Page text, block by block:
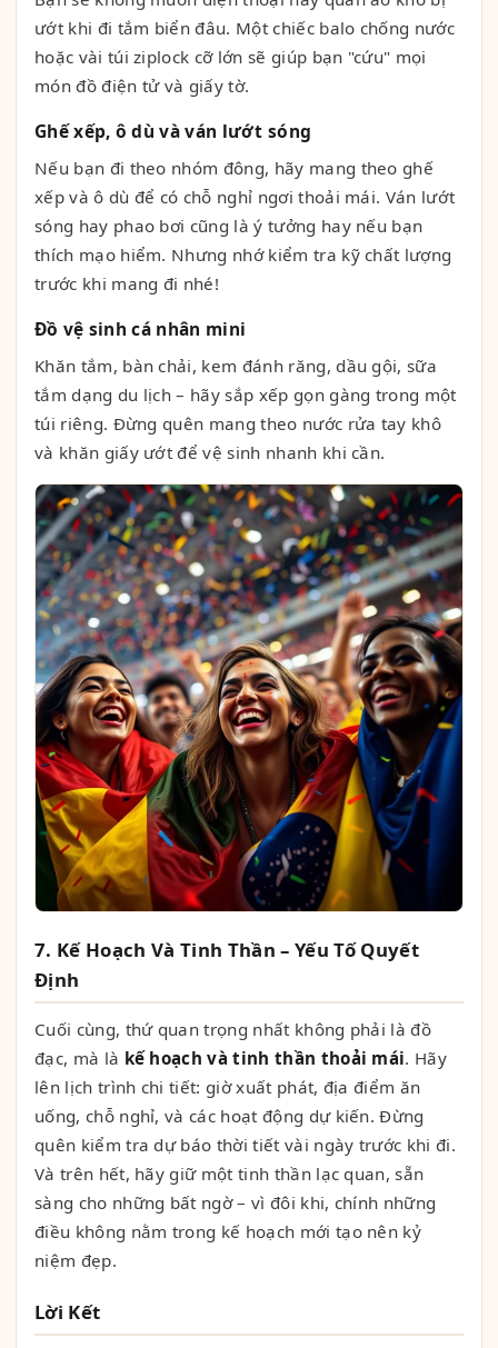
ướt khi đi tắm biển đâu. Một chiếc balo chống nước
hoặc vài túi ziplock cỡ lớn sẽ giúp bạn "cứu" mọi
món đồ điện tử và giấy tờ.
Ghế xếp, ô dù và ván lướt sóng
Nếu bạn đi theo nhóm đông, hãy mang theo ghế
xếp và ô dù để có chỗ nghỉ ngơi thoải mái. Ván lướt
sóng hay phao bơi cũng là ý tưởng hay nếu bạn
thích mạo hiểm. Nhưng nhớ kiểm tra kỹ chất lượng
trước khi mang đi nhé!
Đồ vệ sinh cá nhân mini
Khăn tắm, bàn chải, kem đánh răng, dầu gội, sữa
tắm dạng du lịch – hãy sắp xếp gọn gàng trong một
túi riêng. Đừng quên mang theo nước rửa tay khô
và khăn giấy ướt để vệ sinh nhanh khi cần.
7. Kế Hoạch Và Tinh Thần – Yếu Tố Quyết
Định
Cuối cùng, thứ quan trọng nhất không phải là đồ
đạc, mà là kế hoạch và tinh thần thoải mái. Hãy
lên lịch trình chi tiết: giờ xuất phát, địa điểm ăn
uống, chỗ nghỉ, và các hoạt động dự kiến. Đừng
quên kiểm tra dự báo thời tiết vài ngày trước khi đi.
Và trên hết, hãy giữ một tinh thần lạc quan, sẵn
sàng cho những bất ngờ – vì đôi khi, chính những
điều không nằm trong kế hoạch mới tạo nên kỷ
niệm đẹp.
Lời Kết